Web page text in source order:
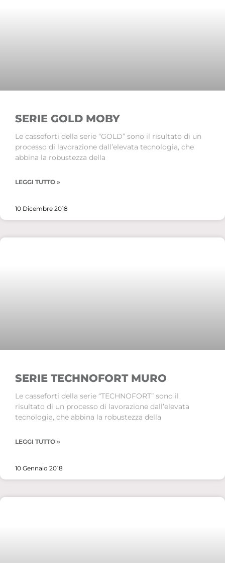
SERIE GOLD MOBY
Le casseforti della serie “GOLD” sono il risultato di un
processo di lavorazione dall’elevata tecnologia, che
abbina la robustezza della
LEGGI TUTTO »
10 Dicembre 2018
SERIE TECHNOFORT MURO
Le casseforti della serie “TECHNOFORT” sono il
risultato di un processo di lavorazione dall’elevata
tecnologia, che abbina la robustezza della
LEGGI TUTTO »
10 Gennaio 2018